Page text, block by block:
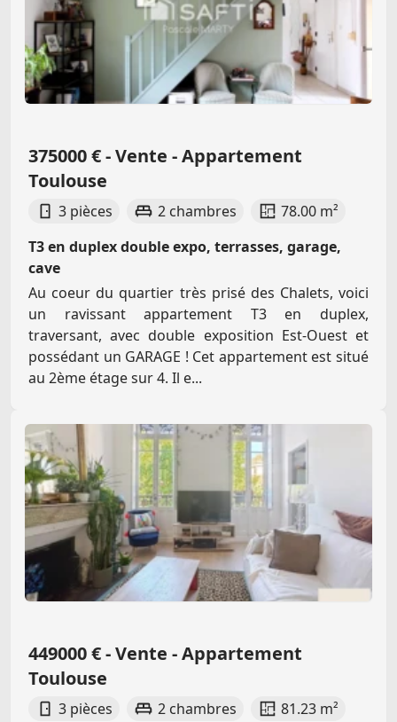
375000 € - Vente - Appartement
Toulouse
3 pièces 2 chambres
78.00 m²
T3 en duplex double expo, terrasses, garage,
cave
Au coeur du quartier très prisé des Chalets, voici
un ravissant appartement T3 en duplex,
traversant, avec double exposition Est-Ouest et
possédant un GARAGE ! Cet appartement est situé
au 2ème étage sur 4. Il e...
449000 € - Vente - Appartement
Toulouse
3 pièces 2 chambres 81.23 m²